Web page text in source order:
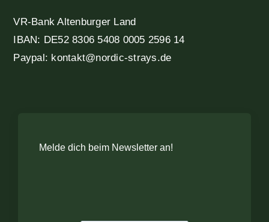
VR-Bank Altenburger Land
IBAN: DE52 8306 5408 0005 2596 14
Paypal: kontakt@nordic-strays.de
Melde dich beim Newsletter an!